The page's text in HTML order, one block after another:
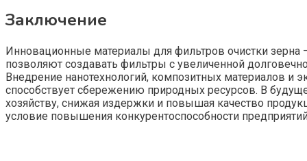
Заключение
Инновационные материалы для фильтров очистки
позволяют создавать фильтры с увеличенной
Внедрение нанотехнологий, композитных материалов и
способствует сбережению природных ресурсов. В
хозяйству, снижая издержки и повышая качество
условие повышения конкурентоспособности